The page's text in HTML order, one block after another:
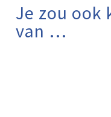
Je zou ook
van …